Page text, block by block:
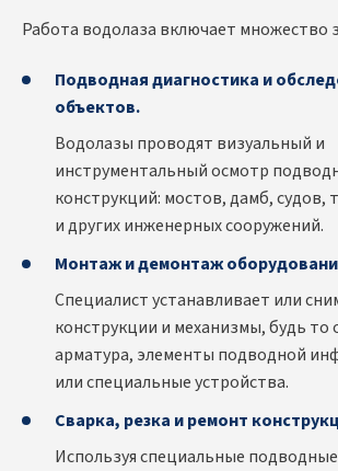
Работа водолаза включает множество
Подводная диагностика и
объектов.
Водолазы проводят визуальный и
инструментальный осмотр
конструкций: мостов, дамб, судов,
и других инженерных сооружений.
Монтаж и демонтаж
Специалист устанавливает или
конструкции и механизмы, будь то
арматура, элементы подводной
или специальные устройства.
Сварка, резка и ремонт
Используя специальные